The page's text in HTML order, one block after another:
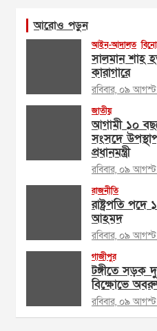
আরোও পড়ুন
আইন-আদালত
সালমান শাহ
কারাগারে
রবিবার, ০৯
জাতীয়
আগামী ১০
সংসদে
প্রধানমন্ত্রী
রবিবার, ০৯
রাজনীতি
রাষ্ট্রপতি পদে
আহমদ
রবিবার, ০৯
গাজীপুর
টঙ্গীতে সড়ক
বিক্ষোভে
রবিবার, ০৯